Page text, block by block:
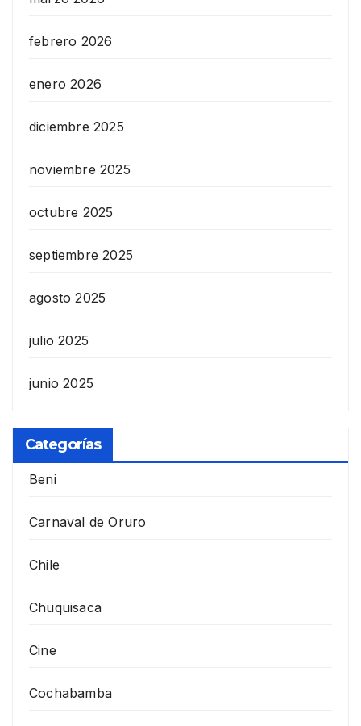
febrero 2026
enero 2026
diciembre 2025
noviembre 2025
octubre 2025
septiembre 2025
agosto 2025
julio 2025
junio 2025
Categorías
Beni
Carnaval de Oruro
Chile
Chuquisaca
Cine
Cochabamba